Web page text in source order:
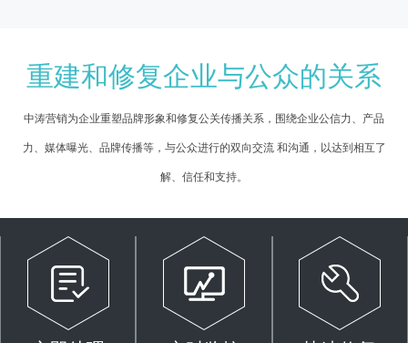
重建和修复企业与公众的关系
中涛营销为企业重塑品牌形象和修复公关传播关系，围绕企业公信力、产品
力、媒体曝光、品牌传播等，与公众进行的双向交流 和沟通，以达到相互了
解、信任和支持。